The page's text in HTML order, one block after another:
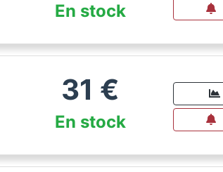
En stock
31 €
En stock